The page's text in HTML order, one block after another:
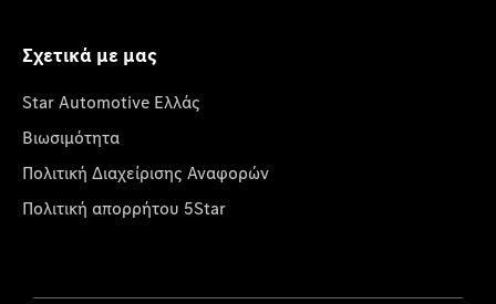
Σχετικά με μας
Star Automotive Ελλάς
Βιωσιμότητα
Πολιτική Διαχείρισης Αναφορών
Πολιτική απορρήτου 5Star